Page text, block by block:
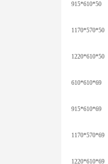
915*610*50
1170*570*50
1220*610*50
610*610*69
915*610*69
1170*570*69
1220*610*69